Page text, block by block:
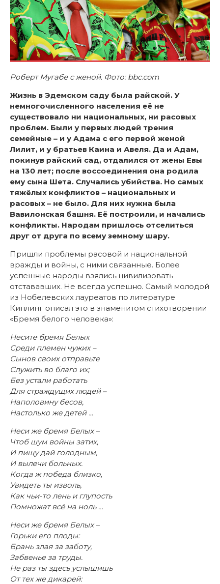
Роберт Мугабе с женой. Фото: bbc.com
Жизнь в Эдемском саду была райской. У
немногочисленного населения её не
существовало ни национальных, ни расовых
проблем. Были у первых людей трения
семейные – и у Адама с его первой женой
Лилит, и у братьев Каина и Авеля. Да и Адам,
покинув райский сад, отдалился от жены Евы
на 130 лет; после воссоединения она родила
ему сына Шета. Случались убийства. Но самых
тяжёлых конфликтов – национальных и
расовых – не было. Для них нужна была
Вавилонская башня. Её построили, и начались
конфликты. Народам пришлось отселиться
друг от друга по всему земному шару.
Пришли проблемы расовой и национальной
вражды и войны, с ними связанные. Более
успешные народы взялись цивилизовать
отстававших. Не всегда успешно. Самый молодой
из Нобелевских лауреатов по литературе
Киплинг описал это в знаменитом стихотворении
«Бремя белого человека»:
Несите бремя Белых
Среди племен чужих –
Сынов своих отправьте
Служить во благо их;
Без устали работать
Для страждущих людей –
Наполовину бесов,
Настолько же детей …
Неси же бремя Белых –
Чтоб шум войны затих,
И пищу дай голодным,
И вылечи больных.
Когда ж победа близко,
Увидеть ты изволь,
Как чьи-то лень и глупость
Помножат всё на ноль …
Неси же бремя Белых –
Горьки его плоды:
Брань злая за заботу,
Забвенье за труды.
Не раз ты здесь услышишь
От тех же дикарей: